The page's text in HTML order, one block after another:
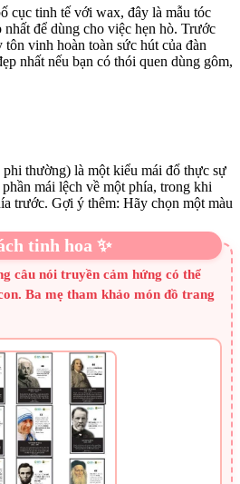
cục tinh tế với wax, đây là mẫu tóc
để dùng cho việc hẹn hò. Trước
vinh hoàn toàn sức hút của đàn
nhất nếu bạn có thói quen dùng gôm,
thường) là một kiểu mái đổ thực sự
mái lệch về một phía, trong khi
trước. Gợi ý thêm: Hãy chọn một màu
tinh hoa ✨
câu nói truyền cảm hứng có thể
Ba mẹ tham khảo món đồ trang